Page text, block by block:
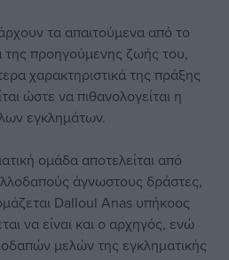
τα απαιτούμενα από το
της προηγούμενης ζωής του,
χαρακτηριστικά της πράξης
ώστε να πιθανολογείται η
εγκλημάτων.
ομάδα αποτελείται από
άγνωστους δράστες,
Dalloul Anas υπήκοος
να είναι και ο αρχηγός, ενώ
μελών της εγκληματικής